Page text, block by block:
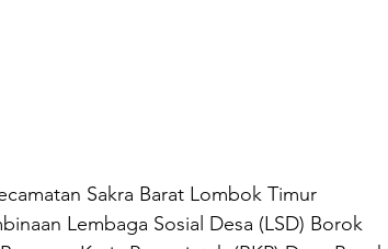
Sakra Barat Lombok Timur
Lembaga Sosial Desa (LSD) Borok